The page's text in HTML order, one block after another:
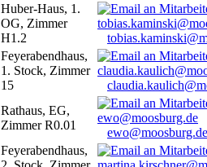
Huber-Haus, 1.
OG, Zimmer
H1.2
Feyerabendhaus,
1. Stock, Zimmer
15
Rathaus, EG,
Zimmer R0.01
ewo@moosburg.de
Feyerabendhaus,